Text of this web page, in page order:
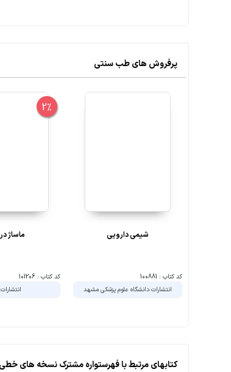
پرفروش های طب سنتی
شیمی دارویی
کد کتاب : 100881
انتشارات دانشگاه علوم پزشکی مشهد
2%
ماساژ
کد کتاب : 101206
کتابهای مرتبط با فهرستواره مشترک نسخه های